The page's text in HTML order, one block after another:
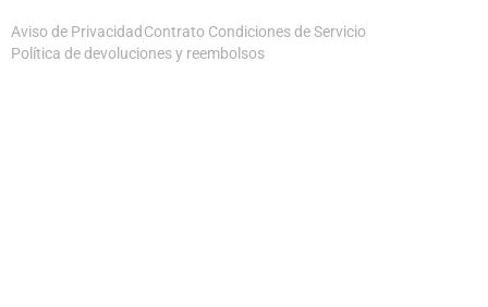
Aviso de Privacidad Contrato Condiciones de Servicio
Política de devoluciones y reembolsos